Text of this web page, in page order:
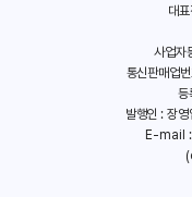
대
사업
통신판매업
발행인 : 장
E-mail :